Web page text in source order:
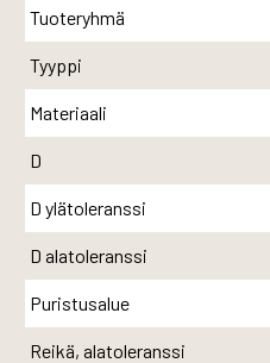
Tuoteryhmä
Tyyppi
Materiaali
D
D ylätoleranssi
D alatoleranssi
Puristusalue
Reikä, alatoleranssi